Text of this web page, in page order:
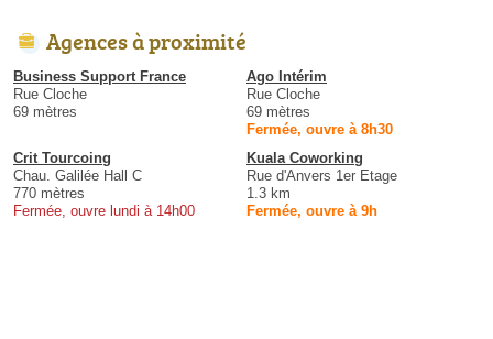
Agences à proximité
Business Support France
Rue Cloche
69 mètres
Ago Intérim
Rue Cloche
69 mètres
Fermée, ouvre à 8h30
Crit Tourcoing
Chau. Galilée Hall C
770 mètres
Fermée, ouvre lundi à 14h00
Kuala Coworking
Rue d'Anvers 1er Etage
1.3 km
Fermée, ouvre à 9h